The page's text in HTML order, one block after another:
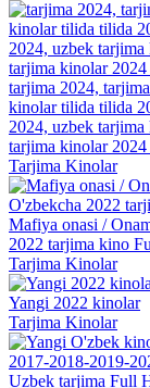
tarjima 2024,
kinolar tilida tilida
2024, uzbek
tarjima kinolar
Tarjima Kinolar
Mafiya onasi /
2022 tarjima kino
Tarjima Kinolar
Yangi 2022 kinolar
Tarjima Kinolar